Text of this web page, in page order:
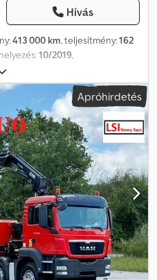
Hívás
413 000 km, teljesítmény:162
10/2019,
, hajtástípus:automata,
szélesség:2 300 mm,
év:2019, Felszereltség: ABS,
12.220 / 4x2 Plató mérete: 5,95 m
• GYÁRTÁSI ÉV: 2019 •
• ABS •
• Elektromos tükrök •
• Tachográf Plató
M) RAKTERHELÉS: 4500 kg
455 cm GUMI MÉRET:
HÁTSÓ: LÉGRUGÓS TELEFON:
SEBASTIAN – lengyel, német,
román (románul minden
elvégzünk, beleértve a
Apróhirdetés